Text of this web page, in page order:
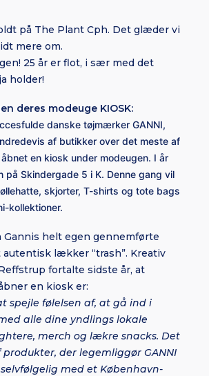
på The Plant Cph. Det glæder vi
mere om.
25 år er flot, i sær med det
holder!
deres modeuge KIOSK:
danske tøjmærker GANNI,
af butikker over det meste af
en kiosk under modeugen. I år
på Skindergade 5 i K. Denne gang vil
skjorter, T-shirts og tote bags
kollektioner.
Gannis helt egen gennemførte
autentisk lækker “trash”. Kreativ
fortalte sidste år, at
en kiosk er:
spejle følelsen af, ​​at gå ind i
alle dine yndlings lokale
merch og lækre snacks. Det
der legemliggør GANNI
med et København-